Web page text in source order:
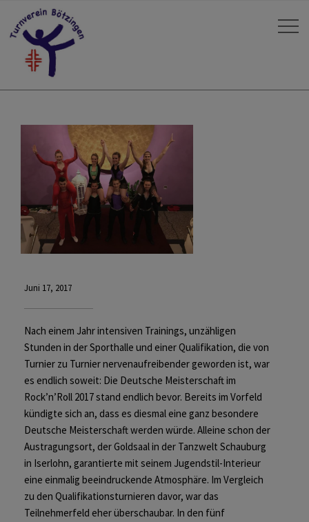
Juni 17, 2017
Nach einem Jahr intensiven Trainings, unzähligen
Stunden in der Sporthalle und einer Qualifikation, die von
Turnier zu Turnier nervenaufreibender geworden ist, war
es endlich soweit: Die Deutsche Meisterschaft im
Rock’n’Roll 2017 stand endlich bevor. Bereits im Vorfeld
kündigte sich an, dass es diesmal eine ganz besondere
Deutsche Meisterschaft werden würde. Alleine schon der
Austragungsort, der Goldsaal in der Tanzwelt Schauburg
in Iserlohn, garantierte mit seinem Jugendstil-Interieur
eine einmalig beeindruckende Atmosphäre. Im Vergleich
zu den Qualifikationsturnieren davor, war das
Teilnehmerfeld eher überschaubar. In den fünf